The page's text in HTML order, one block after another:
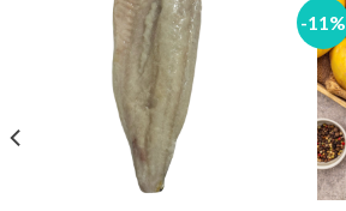
-11%